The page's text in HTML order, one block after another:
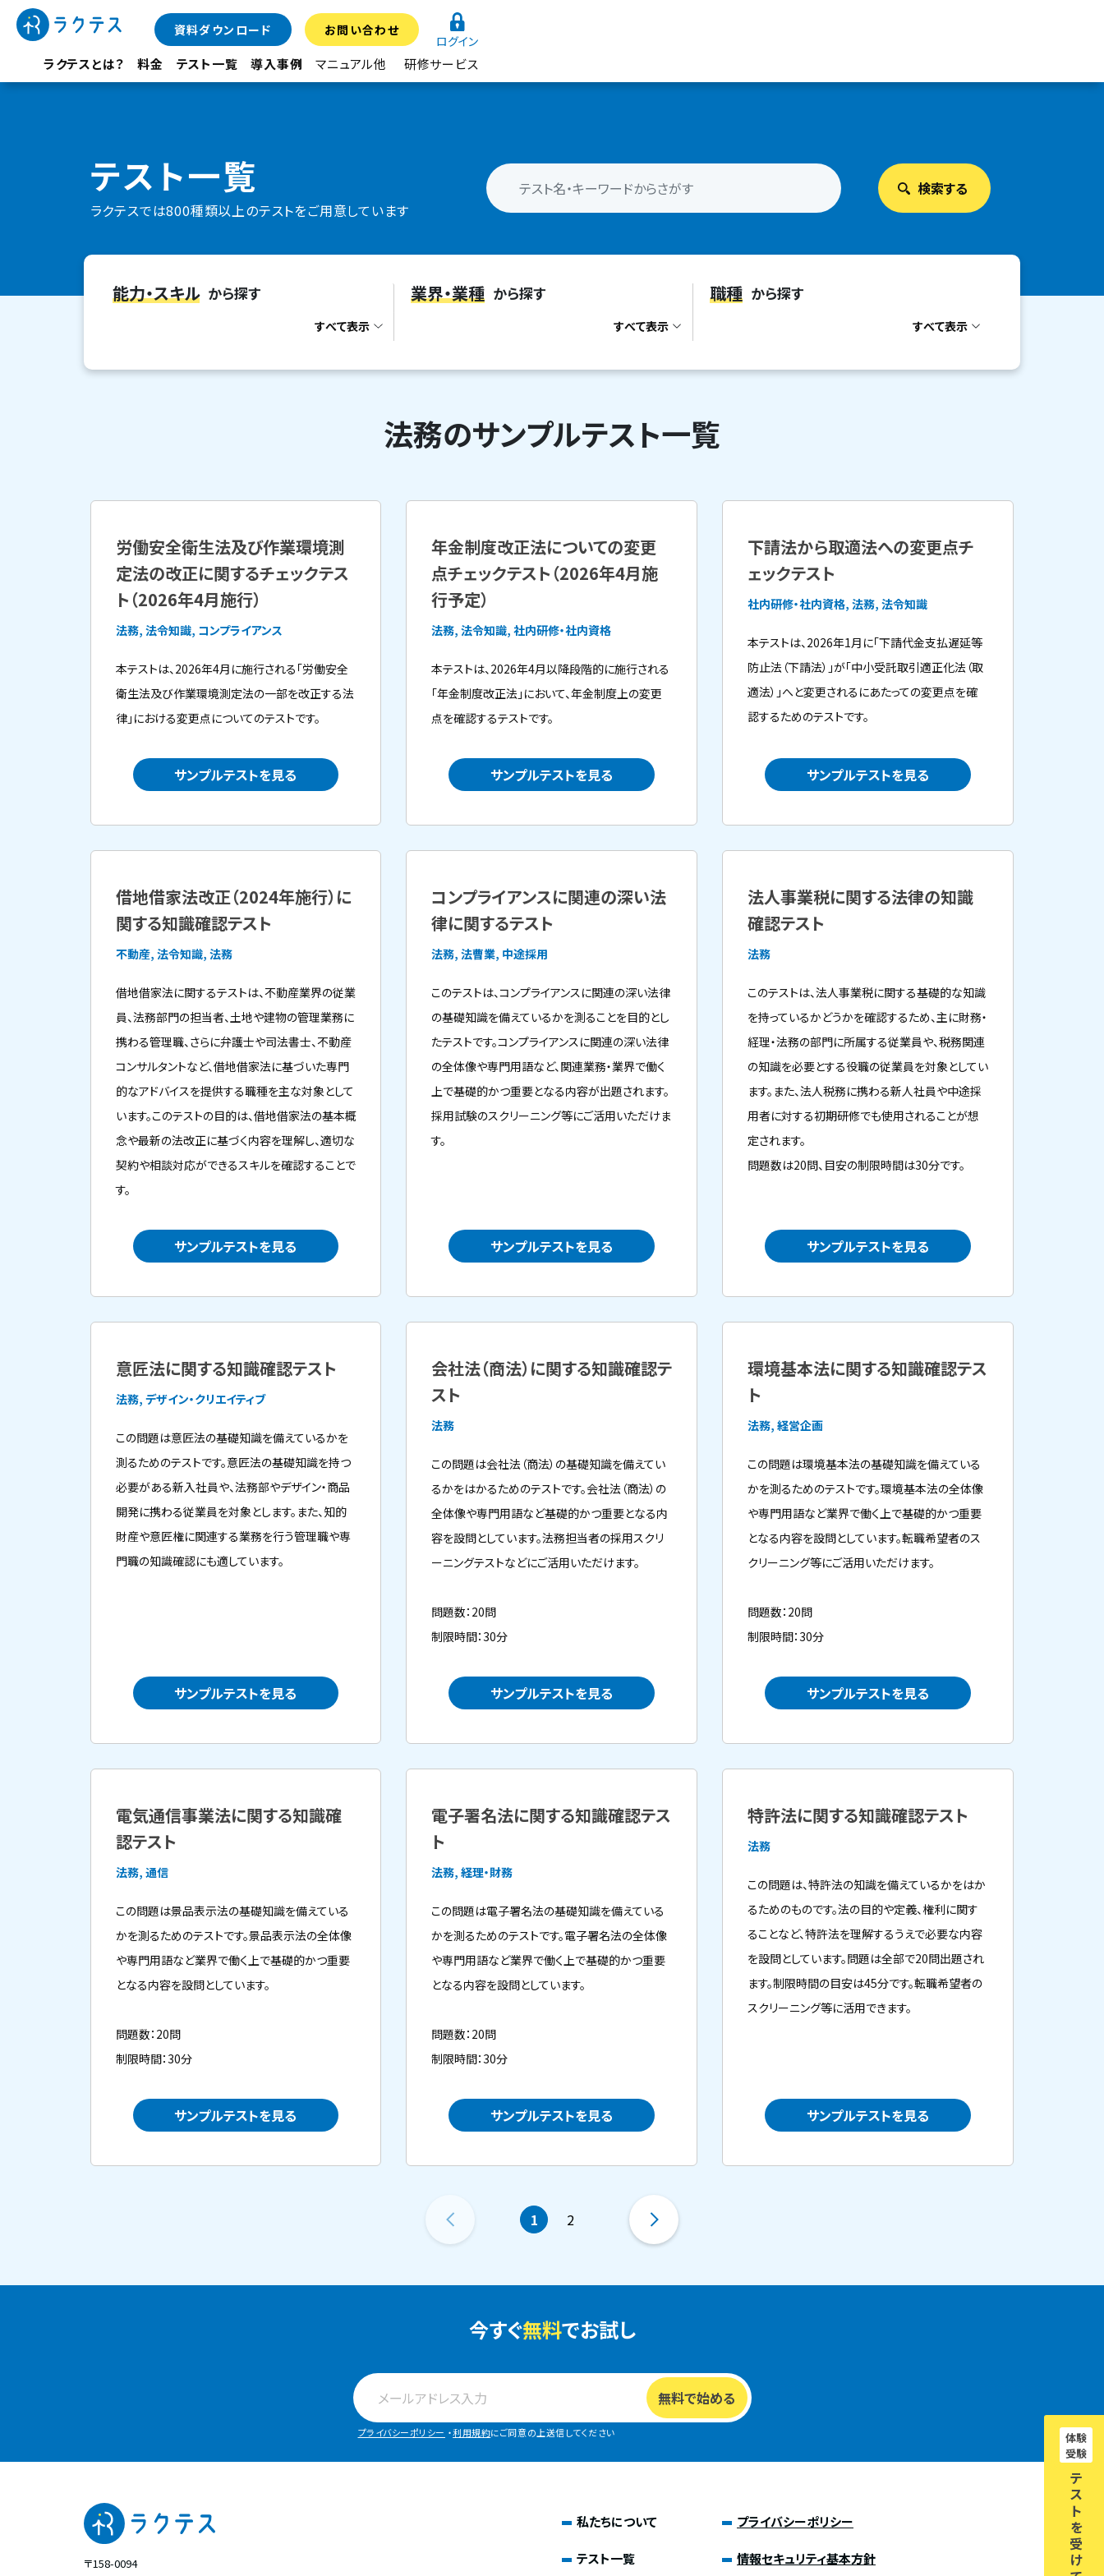
ラクテスとは？ 料金 テスト一覧 導入事例 マニュアル他 研修サービス
資料ダウンロード お問い合わせ
ログイン
テスト一覧
ラクテスでは800種類以上のテストをご用意しています
体験
受験
テ
ス
ト
を
受
け
能力・スキル から探す
すべて表示
業界・業種 から探す
すべて表示
職種 から探す
すべて表示
法務のサンプルテスト一覧
労働安全衛生法及び作業環境測
定法の改正に関するチェックテス
ト（2026年4月施行）
法務, 法令知識, コンプライアンス
本テストは、2026年4月に施行される「労働安全
衛生法及び作業環境測定法の一部を改正する法
律」における変更点についてのテストです。
サンプルテストを見る
年金制度改正法についての変更
点チェックテスト（2026年4月施
行予定）
法務, 法令知識, 社内研修・社内資格
本テストは、2026年4月以降段階的に施行される
「年金制度改正法」において、年金制度上の変更
点を確認するテストです。
サンプルテストを見る
下請法から取適法への変更点チ
ェックテスト
社内研修・社内資格, 法務, 法令知識
本テストは、2026年1月に「下請代金支払遅延等
防止法（下請法）」が「中小受託取引適正化法（取
適法）」へと変更されるにあたっての変更点を確
認するためのテストです。
サンプルテストを見る
借地借家法改正（2024年施行）に
関する知識確認テスト
不動産, 法令知識, 法務
借地借家法に関するテストは、不動産業界の従業
員、法務部門の担当者、土地や建物の管理業務に
携わる管理職、さらに弁護士や司法書士、不動産
コンサルタントなど、借地借家法に基づいた専門
的なアドバイスを提供する職種を主な対象として
います。このテストの目的は、借地借家法の基本概
念や最新の法改正に基づく内容を理解し、適切な
契約や相談対応ができるスキルを確認することで
す。
サンプルテストを見る
コンプライアンスに関連の深い法
律に関するテスト
法務, 法曹業, 中途採用
このテストは、コンプライアンスに関連の深い法律
の基礎知識を備えているかを測ることを目的とし
たテストです。コンプライアンスに関連の深い法律
の全体像や専門用語など、関連業務・業界で働く
上で基礎的かつ重要となる内容が出題されます。
採用試験のスクリーニング等にご活用いただけま
す。
サンプルテストを見る
法人事業税に関する法律の知識
確認テスト
法務
このテストは、法人事業税に関する基礎的な知識
を持っているかどうかを確認するため、主に財務・
経理・法務の部門に所属する従業員や、税務関連
の知識を必要とする役職の従業員を対象としてい
ます。また、法人税務に携わる新人社員や中途採
用者に対する初期研修でも使用されることが想
定されます。
問題数は20問、目安の制限時間は30分です。
サンプルテストを見る
意匠法に関する知識確認テスト
法務, デザイン・クリエイティブ
この問題は意匠法の基礎知識を備えているかを
測るためのテストです。意匠法の基礎知識を持つ
必要がある新入社員や、法務部やデザイン・商品
開発に携わる従業員を対象とします。また、知的
財産や意匠権に関連する業務を行う管理職や専
門職の知識確認にも適しています。
サンプルテストを見る
会社法（商法）に関する知識確認テ
スト
法務
この問題は会社法（商法）の基礎知識を備えてい
るかをはかるためのテストです。会社法（商法）の
全体像や専門用語など基礎的かつ重要となる内
容を設問としています。法務担当者の採用スクリ
ーニングテストなどにご活用いただけます。
問題数：20問
制限時間：30分
サンプルテストを見る
環境基本法に関する知識確認テス
ト
法務, 経営企画
この問題は環境基本法の基礎知識を備えている
かを測るためのテストです。環境基本法の全体像
や専門用語など業界で働く上で基礎的かつ重要
となる内容を設問としています。転職希望者のス
クリーニング等にご活用いただけます。
問題数：20問
制限時間：30分
サンプルテストを見る
電気通信事業法に関する知識確
認テスト
法務, 通信
この問題は景品表示法の基礎知識を備えている
かを測るためのテストです。景品表示法の全体像
や専門用語など業界で働く上で基礎的かつ重要
となる内容を設問としています。
問題数：20問
制限時間：30分
サンプルテストを見る
電子署名法に関する知識確認テス
ト
法務, 経理・財務
この問題は電子署名法の基礎知識を備えている
かを測るためのテストです。電子署名法の全体像
や専門用語など業界で働く上で基礎的かつ重要
となる内容を設問としています。
問題数：20問
制限時間：30分
サンプルテストを見る
特許法に関する知識確認テスト
法務
この問題は、特許法の知識を備えているかをはか
るためのものです。法の目的や定義、権利に関す
ることなど、特許法を理解するうえで必要な内容
を設問としています。問題は全部で20問出題され
ます。制限時間の目安は45分です。転職希望者の
スクリーニング等に活用できます。
サンプルテストを見る
1 2
今すぐ無料でお試し
プライバシーポリシー ・利用規約にご同意の上送信してください
〒158-0094
私たちについて
テスト一覧
プライバシーポリシー
情報セキュリティ基本方針